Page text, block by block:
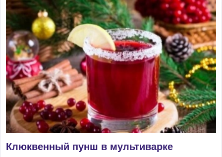
Клюквенный пунш в мультиварке